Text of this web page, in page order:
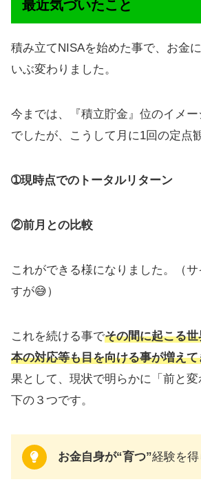
最近気づいたこと
積み立てNISAを始めた事で、お金
いぶ変わりました。
今までは、『積立貯金』位のイメ
でしたが、こうして月に1回の定点
➀現時点でのトータルリターン
②前月との比較
これができる様になりました。（
すが😅）
これを続ける事でその間に起こる
本の対応等も目を向ける事が増え
果として、現状で明らかに「前と
下の３つです。
お金自身が“育つ”経験を